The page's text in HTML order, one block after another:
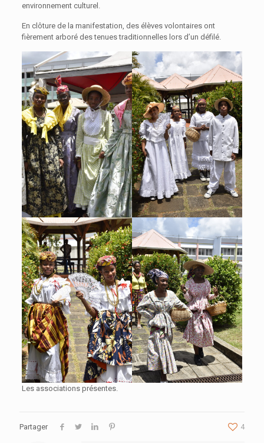
environnement culturel.
En clôture de la manifestation, des élèves volontaires ont
fièrement arboré des tenues traditionnelles lors d’un défilé.
Les associations présentes.
Partager 4